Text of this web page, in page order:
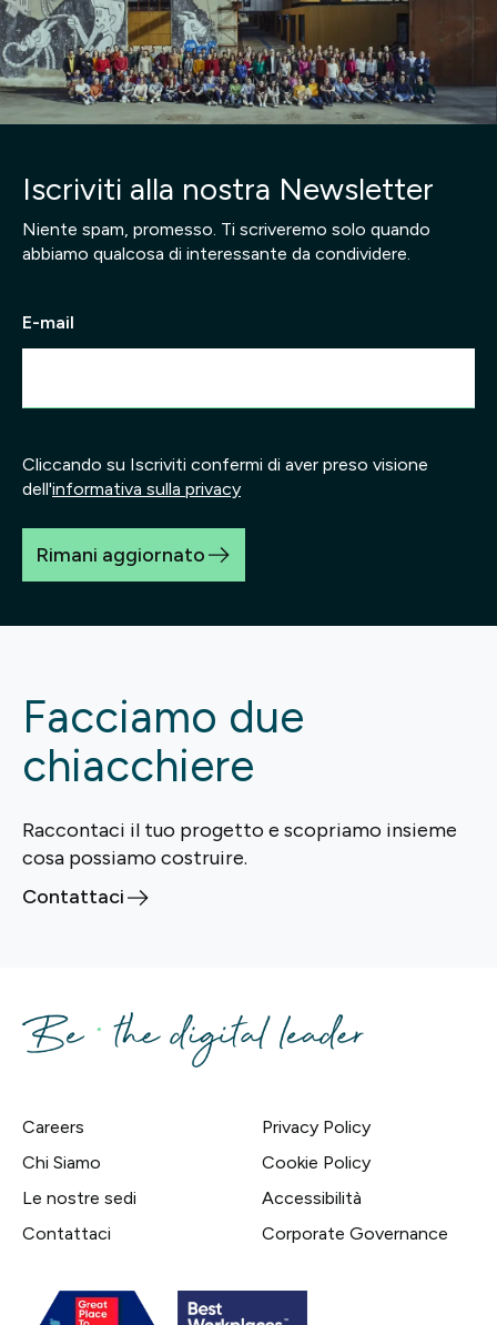
Iscriviti alla nostra Newsletter
Niente spam, promesso. Ti scriveremo solo quando
abbiamo qualcosa di interessante da condividere.
E-mail
Cliccando su Iscriviti confermi di aver preso visione
dell'informativa sulla privacy
Rimani aggiornato
Facciamo due
chiacchiere
Raccontaci il tuo progetto e scopriamo insieme
cosa possiamo costruire.
Contattaci
Careers
Chi Siamo
Le nostre sedi
Contattaci
Privacy Policy
Cookie Policy
Accessibilità
Corporate Governance